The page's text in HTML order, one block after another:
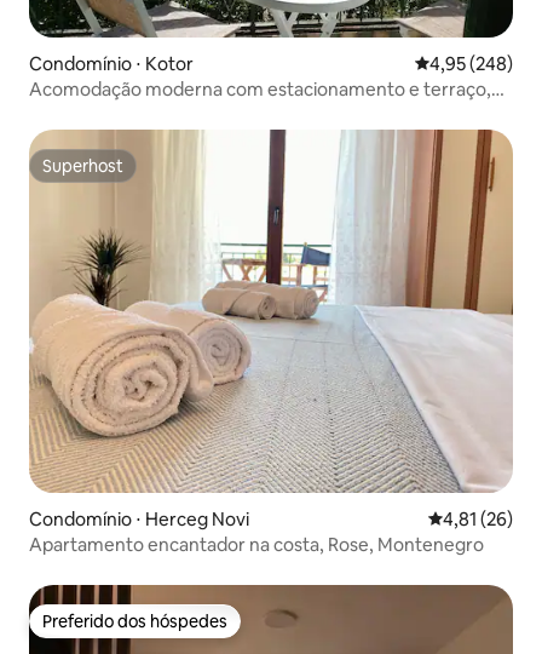
Condomínio ⋅ Kotor 4,95 de uma
4,95 (248)
Acomodação moderna com estacionamento e terraço,
Superhost
Superhost
Condomínio ⋅ Herceg Novi 4,81 de uma
4,81 (26)
Apartamento encantador na costa, Rose, Montenegro
Preferido dos hóspedes
Preferido dos hóspedes